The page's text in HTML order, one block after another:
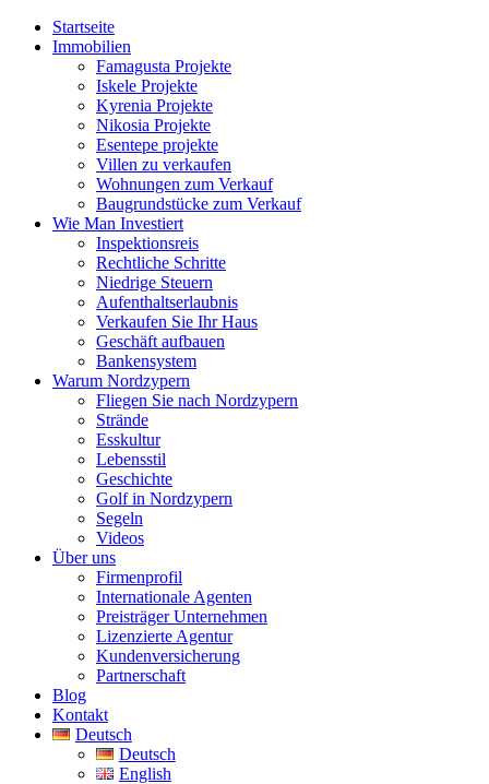
Startseite
Immobilien
Famagusta Projekte
Iskele Projekte
Kyrenia Projekte
Nikosia Projekte
Esentepe projekte
Villen zu verkaufen
Wohnungen zum Verkauf
Baugrundstücke zum Verkauf
Wie Man Investiert
Inspektionsreis
Rechtliche Schritte
Niedrige Steuern
Aufenthaltserlaubnis
Verkaufen Sie Ihr Haus
Geschäft aufbauen
Bankensystem
Warum Nordzypern
Fliegen Sie nach Nordzypern
Strände
Esskultur
Lebensstil
Geschichte
Golf in Nordzypern
Segeln
Videos
Über uns
Firmenprofil
Internationale Agenten
Preisträger Unternehmen
Lizenzierte Agentur
Kundenversicherung
Partnerschaft
Blog
Kontakt
Deutsch
Deutsch
English